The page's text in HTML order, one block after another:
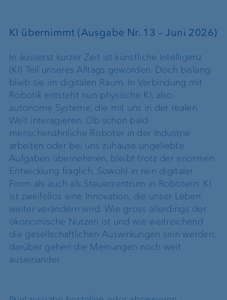
KI übernimmt (Ausgabe Nr. 13 – Juni 2026)
In äusserst kurzer Zeit ist künstliche Intelligenz
(KI) Teil unseres Alltags geworden. Doch bislang
blieb sie im digitalen Raum. In Verbindung mit
Robotik entsteht nun physische KI, also
autonome Systeme, die mit uns in der realen
Welt interagieren. Ob schon bald
menschenähnliche Roboter in der Industrie
arbeiten oder bei uns zuhause ungeliebte
Aufgaben übernehmen, bleibt trotz der enormen
Entwicklung fraglich. Sowohl in rein digitaler
Form als auch als Steuerzentrum in Robotern: KI
ist zweifellos eine Innovation, die unser Leben
weiter verändern wird. Wie gross allerdings der
ökonomische Nutzen ist und wie weitreichend
die gesellschaftlichen Auswirkungen sein werden,
darüber gehen die Meinungen noch weit
auseinander.